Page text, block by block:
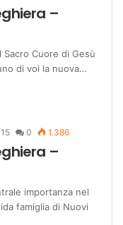
–
Cuore di Gesù
di voi la nuova…
0 1.386
–
importanza nel
famiglia di Nuovi